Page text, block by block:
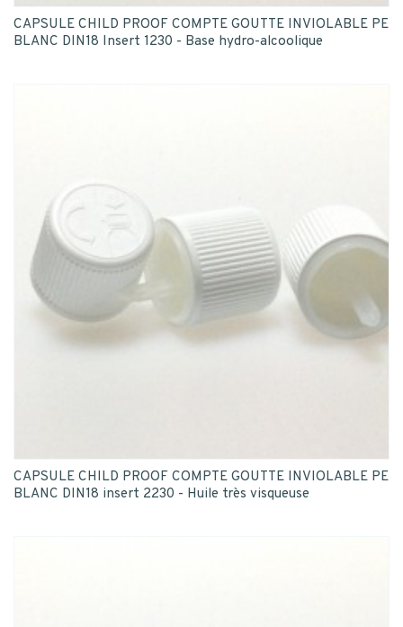
CAPSULE CHILD PROOF COMPTE GOUTTE INVIOLABLE PE
BLANC DIN18 Insert 1230 - Base hydro-alcoolique
CAPSULE CHILD PROOF COMPTE GOUTTE INVIOLABLE PE
BLANC DIN18 insert 2230 - Huile très visqueuse